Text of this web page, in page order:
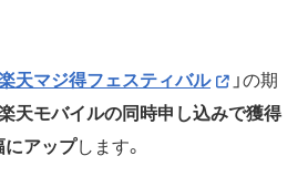
天マジ得フェスティバル
」の期
天モバイルの同時申し込みで獲得
にアップします。